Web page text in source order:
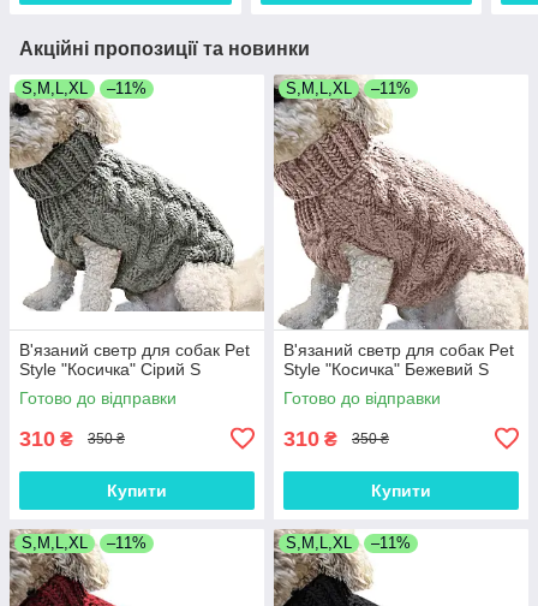
Акційні пропозиції та новинки
S,M,L,XL –11%
В'язаний светр для собак Pet
Style "Косичка" Сірий S
Готово до відправки
310 ₴ 350 ₴
Купити
S,M,L,XL –11%
В'язаний светр для собак Pet
Style "Косичка" Бежевий S
Готово до відправки
310 ₴ 350 ₴
Купити
S,M,L,XL –11% S,M,L,XL –11%